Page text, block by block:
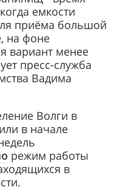
емкости
приёма большой
на фоне
вариант менее
пресс-служба
Вадима
Волги в
в начале
режим работы
в